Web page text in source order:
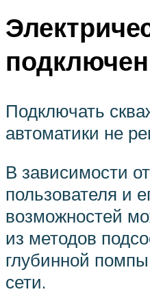
Подключать
автоматики не
В зависимости
пользователя и
возможностей
из методов
глубинной помпы
сети.